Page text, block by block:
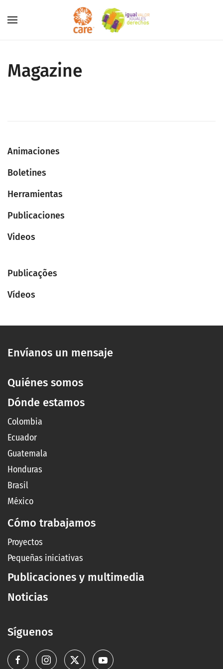
Skip to main content
Magazine
Animaciones
Boletines
Herramientas
Publicaciones
Videos
Publicações
Vídeos
Envíanos un mensaje
Quiénes somos
Dónde estamos
Colombia
Ecuador
Guatemala
Honduras
Brasil
México
Cómo trabajamos
Proyectos
Pequeñas iniciativas
Publicaciones y multimedia
Noticias
Síguenos